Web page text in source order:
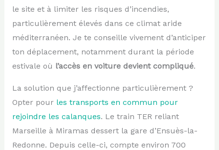
le site et à limiter les risques d’incendies,
particulièrement élevés dans ce climat aride
méditerranéen. Je te conseille vivement d’anticiper
ton déplacement, notamment durant la période
estivale où l’accès en voiture devient compliqué.
La solution que j’affectionne particulièrement ?
Opter pour les transports en commun pour
rejoindre les calanques. Le train TER reliant
Marseille à Miramas dessert la gare d’Ensuès-la-
Redonne. Depuis celle-ci, compte environ 700